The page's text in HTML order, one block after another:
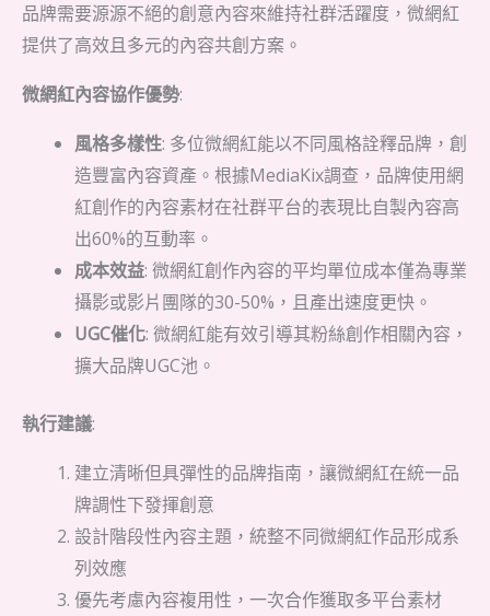
品牌需要源源不絕的創意內容來維持社群活躍度，微網紅
提供了高效且多元的內容共創方案。
微網紅內容協作優勢:
風格多樣性: 多位微網紅能以不同風格詮釋品牌，創
造豐富內容資產。根據MediaKix調查，品牌使用網
紅創作的內容素材在社群平台的表現比自製內容高
出60%的互動率。
成本效益: 微網紅創作內容的平均單位成本僅為專業
攝影或影片團隊的30-50%，且產出速度更快。
UGC催化: 微網紅能有效引導其粉絲創作相關內容，
擴大品牌UGC池。
執行建議:
建立清晰但具彈性的品牌指南，讓微網紅在統一品
牌調性下發揮創意
設計階段性內容主題，統整不同微網紅作品形成系
列效應
優先考慮內容複用性，一次合作獲取多平台素材